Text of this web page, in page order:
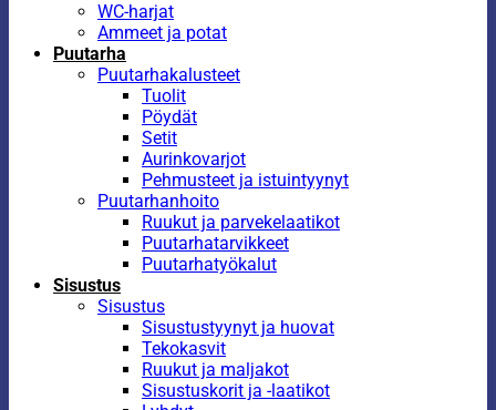
WC-harjat
Ammeet ja potat
Puutarha
Puutarhakalusteet
Tuolit
Pöydät
Setit
Aurinkovarjot
Pehmusteet ja istuintyynyt
Puutarhanhoito
Ruukut ja parvekelaatikot
Puutarhatarvikkeet
Puutarhatyökalut
Sisustus
Sisustus
Sisustustyynyt ja huovat
Tekokasvit
Ruukut ja maljakot
Sisustuskorit ja -laatikot